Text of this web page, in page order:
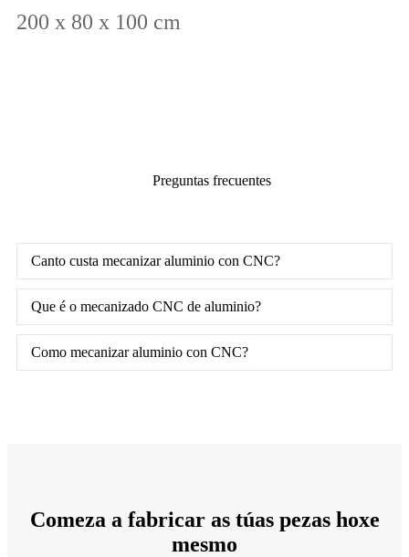
200 x 80 x 100 cm
Preguntas frecuentes
Canto custa mecanizar aluminio con CNC?
Que é o mecanizado CNC de aluminio?
Como mecanizar aluminio con CNC?
Comeza a fabricar as túas pezas hoxe
mesmo